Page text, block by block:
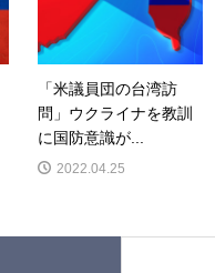
「米議員団の台湾訪
問」ウクライナを教訓
に国防意識が...
2022.04.25